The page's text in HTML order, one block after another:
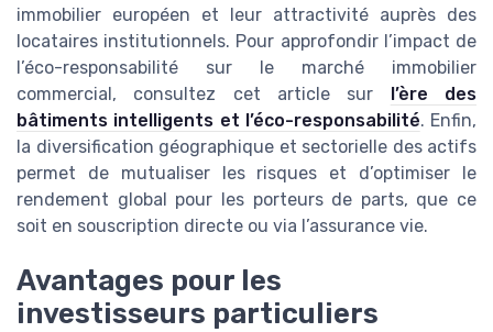
immobilier européen et leur attractivité auprès des
locataires institutionnels. Pour approfondir l’impact de
l’éco-responsabilité sur le marché immobilier
commercial, consultez cet article sur l’ère des
bâtiments intelligents et l’éco-responsabilité. Enfin,
la diversification géographique et sectorielle des actifs
permet de mutualiser les risques et d’optimiser le
rendement global pour les porteurs de parts, que ce
soit en souscription directe ou via l’assurance vie.
Avantages pour les
investisseurs particuliers